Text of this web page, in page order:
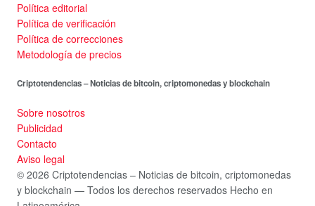
Política editorial
Política de verificación
Política de correcciones
Metodología de precios
Criptotendencias – Noticias de bitcoin, criptomonedas y blockchain
Sobre nosotros
Publicidad
Contacto
Aviso legal
© 2026 Criptotendencias – Noticias de bitcoin, criptomonedas
y blockchain — Todos los derechos reservados Hecho en